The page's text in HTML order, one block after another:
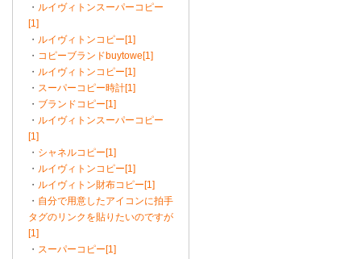
・ ルイヴィトンスーパーコピー
[1]
・ ルイヴィトンコピー[1]
・ コピーブランドbuytowe[1]
・ ルイヴィトンコピー[1]
・ スーパーコピー時計[1]
・ ブランドコピー[1]
・ ルイヴィトンスーパーコピー
[1]
・ シャネルコピー[1]
・ ルイヴィトンコピー[1]
・ ルイヴィトン財布コピー[1]
・ 自分で用意したアイコンに拍手
タグのリンクを貼りたいのですが
[1]
・ スーパーコピー[1]